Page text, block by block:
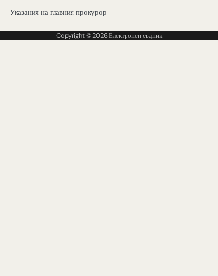
Указания на главния прокурор
Copyright © 2026Електронен съдник